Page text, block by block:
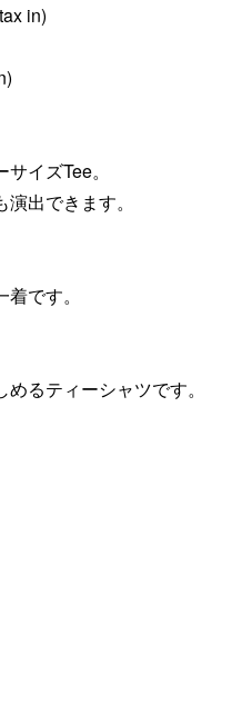
in)
イズTee。
出できます。
です。
るティーシャツです。